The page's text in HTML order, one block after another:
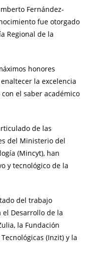
Fernández-
fue otorgado
Regional de la
honores
la excelencia
el saber académico
de las
del Ministerio del
(Mincyt), han
y tecnológico de la
del trabajo
Desarrollo de la
la Fundación
(Inzit) y la